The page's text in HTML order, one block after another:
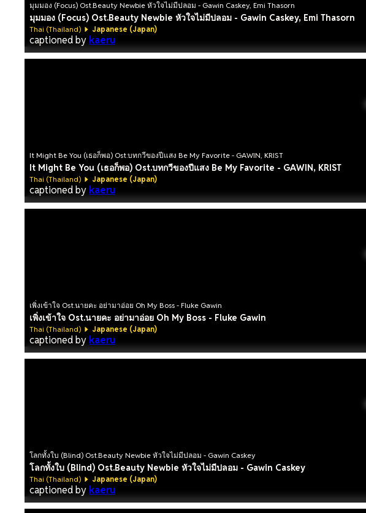
มุมมอง (Focus) Ost.Beauty Newbie หัวใจไม่มีปลอม - Gawin Caskey, Emi Thasorn
มุมมอง (Focus) Ost.Beauty Newbie หัวใจไม่มีปลอม - Gawin Caskey, Emi Thasorn
Thai (Thailand) Japanese (Japan)
captioned by kaeru
It Might Be You (เธอก็พอ) Ost.บทกวีของปีแสง Be My Favorite - GAWIN, KRIST
It Might Be You (เธอก็พอ) Ost.บทกวีของปีแสง Be My Favorite - GAWIN, KRIST
Thai (Thailand) Japanese (Japan)
captioned by kaeru
เพิ่งเข้าใจ Ost.นายคะ อย่ามาอ่อย Oh My Boss - Fluke Gawin
เพิ่งเข้าใจ Ost.นายคะ อย่ามาอ่อย Oh My Boss - Fluke Gawin
Thai (Thailand) Japanese (Japan)
captioned by kaeru
โลกทั้งใบ (Blind) Ost.Beauty Newbie หัวใจไม่มีปลอม - Gawin Caskey
โลกทั้งใบ (Blind) Ost.Beauty Newbie หัวใจไม่มีปลอม - Gawin Caskey
Thai (Thailand) Japanese (Japan)
captioned by kaeru